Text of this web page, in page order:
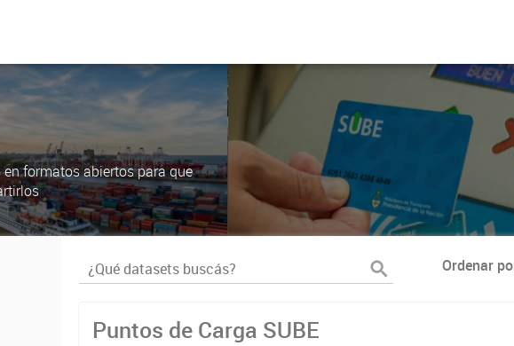
formatos abiertos para que
Ordenar
Puntos de Carga SUBE